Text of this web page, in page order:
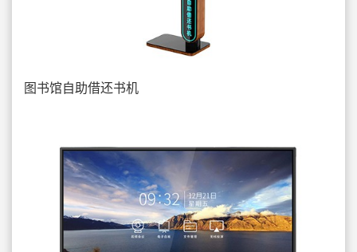
图书馆自助借还书机